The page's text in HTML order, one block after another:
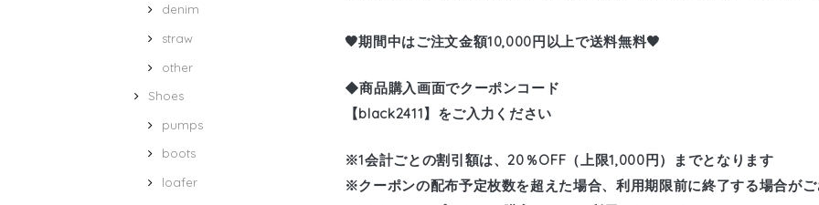
denim
straw
other
Shoes
pumps
boots
loafer
🖤期間中はご注文金額10,000円以上で送料無料🖤
◆商品購入画面でクーポンコード
【black2411】をご入力ください
※1会計ごとの割引額は、20％OFF（上限1,000円）までとなります
※クーポンの配布予定枚数を超えた場合、利用期限前に終了する場合が